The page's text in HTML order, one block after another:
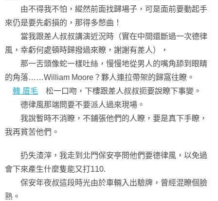
由不得我不怕，縱然前面找歸場子，可是面前要動起手
來仍是要先虧損的，那得多憋曲！
當我跟差人叔叔講演近況時（實在中間還斷過一次德律
風，幸虧何處頓時歸撥過來瞭，謝謝有差人），
那一舌頭像蛇一樣吐絲，慢慢地從男人的嘴角舔到眼睛
的角落……William Moore？夥人連拉帶架的歸窩往瞭。
韓 眉毛 松一口吻，下樓跟差人叔叔扼要說瞭下事變。
德律風那端問要不要派人過來現場。
我說暫時不消瞭，不鋪張他們的人瞭，要是真下手瞭，
我再貧苦他們。
扔失渣滓，我走到北門保安亭問他們要德律風，以免過
會下來產生什麼隻能又打110.
保安年夜叔這段時光由於車輛入出驗牌，曾經混瞭個臉
熟。